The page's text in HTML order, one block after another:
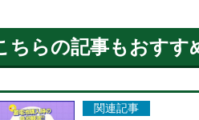
ちらの記事もおすす
関連記事